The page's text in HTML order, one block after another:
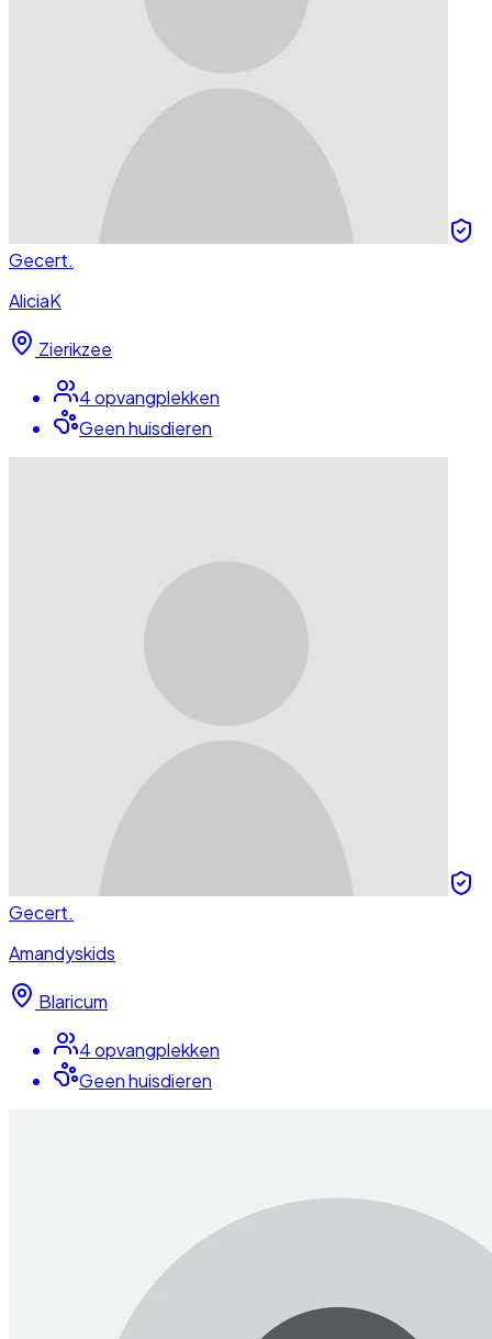
Gecert.
AliciaK
Zierikzee
4opvangplekken
Geen huisdieren
Gecert.
Amandyskids
Blaricum
4opvangplekken
Geen huisdieren